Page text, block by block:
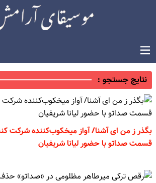
نتایج جستجو :
بگذر ز من ای آشنا/ آواز میخکوب‌کننده شرکت
قسمت صداتو با حضور لیانا شریفیان